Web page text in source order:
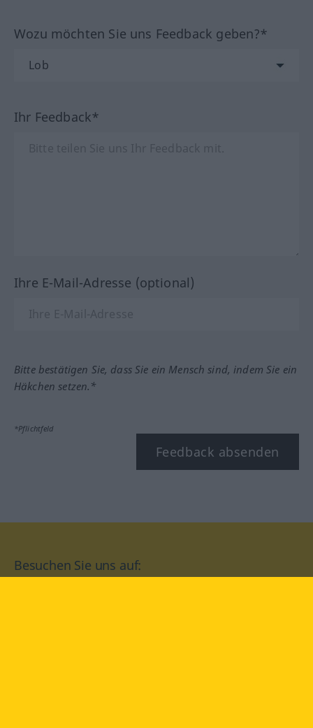
Wozu möchten Sie uns Feedback geben?*
Ihr Feedback*
Ihre E-Mail-Adresse (optional)
Bitte bestätigen Sie, dass Sie ein Mensch sind, indem Sie ein
Häkchen setzen.*
*Pflichtfeld
Feedback absenden
Besuchen Sie uns auf: